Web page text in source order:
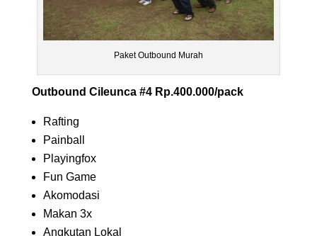
Paket Outbound Murah
Outbound Cileunca #4 Rp.400.000/pack
Rafting
Painball
Playingfox
Fun Game
Akomodasi
Makan 3x
Angkutan Lokal